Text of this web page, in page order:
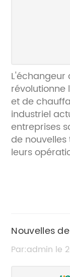
L'échangeur
révolutionne
et de
industriel
entreprises
de
leurs
chaleur à
L'échangeur
croissante
Nouvelles
jour,
Par:admin le